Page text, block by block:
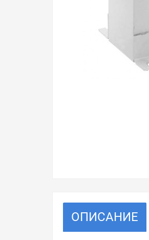
ОПИСАНИЕ